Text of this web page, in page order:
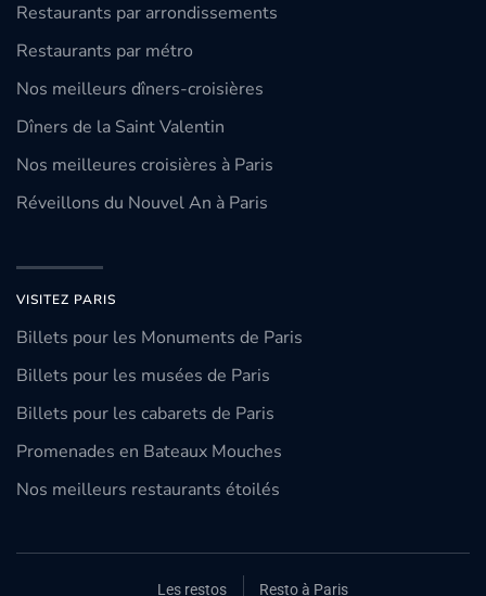
Restaurants par arrondissements
Restaurants par métro
Nos meilleurs dîners-croisières
Dîners de la Saint Valentin
Nos meilleures croisières à Paris
Réveillons du Nouvel An à Paris
VISITEZ PARIS
Billets pour les Monuments de Paris
Billets pour les musées de Paris
Billets pour les cabarets de Paris
Promenades en Bateaux Mouches
Nos meilleurs restaurants étoilés
Les restos Resto à Paris